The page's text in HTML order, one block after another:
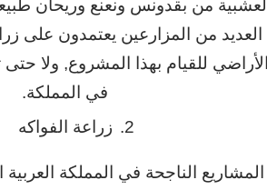
العشبية من بقدونس ونعنع وريحان
من المزارعين يعتمدون على
للقيام بهذا المشروع, ولا حتى
في المملكة.
2.
زراعة الفواكه
الناجحة في المملكة العربية